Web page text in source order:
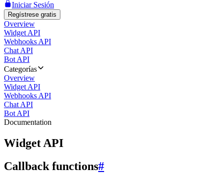
Iniciar Sesión
Regístrese gratis
Overview
Widget API
Webhooks API
Chat API
Bot API
Categorías
Overview
Widget API
Webhooks API
Chat API
Bot API
Documentation
Widget API
Callback functions#